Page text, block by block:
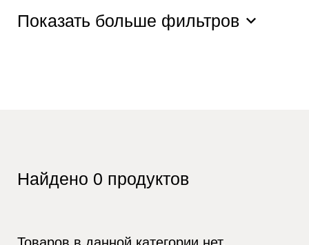
Показать больше фильтров
Найдено 0 продуктов